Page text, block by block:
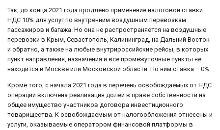
Так, до конца 2021 года продлено применение налоговой ставки
НДС 10% для услуг по внутренним воздушным перевозкам
пассажиров и багажа. Но она не распространяется на воздушные
перевозки в Крым, Севастополь, Калининград, на Дальний Восток
и обратно, а также на любые внутрироссийские рейсы, в которых
пункт направления, назначения и все промежуточные пункты не
находится в Москве или Московской области. По ним ставка – 0%.
Кроме того, с начала 2021 года в перечень освобождаемых от НДС
операций включена реализация долей в праве собственности на
общее имущество участников договора инвестиционного
товарищества. К освобождаемым от налогообложения отнесены и
услуги, оказываемые оператором финансовой платформы в